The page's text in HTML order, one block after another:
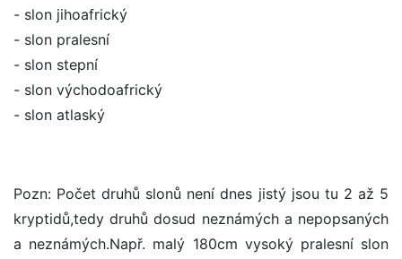
- slon jihoafrický
- slon pralesní
- slon stepní
- slon východoafrický
- slon atlaský
Pozn: Počet druhů slonů není dnes jistý jsou tu 2 až 5
kryptidů,tedy druhů dosud neznámých a nepopsaných
a neznámých.Např. malý 180cm vysoký pralesní slon